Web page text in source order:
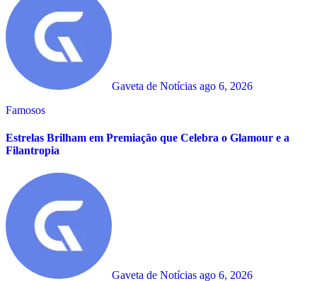
Gaveta de Notícias ago 6, 2026
Famosos
Estrelas Brilham em Premiação que Celebra o Glamour e a
Filantropia
Gaveta de Notícias ago 6, 2026